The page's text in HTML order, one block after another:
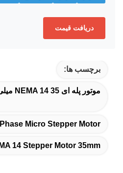
دریافت قیمت
برچسب ها:
موتور پله ای NEMA 14 35 میلی متری,میکرو استپر موتور 2 فاز 34 میلی متری,1A NEMA 14 Stepper Motor 35mm
Phase Micro Stepper Motor
14 Stepper Motor 35mm